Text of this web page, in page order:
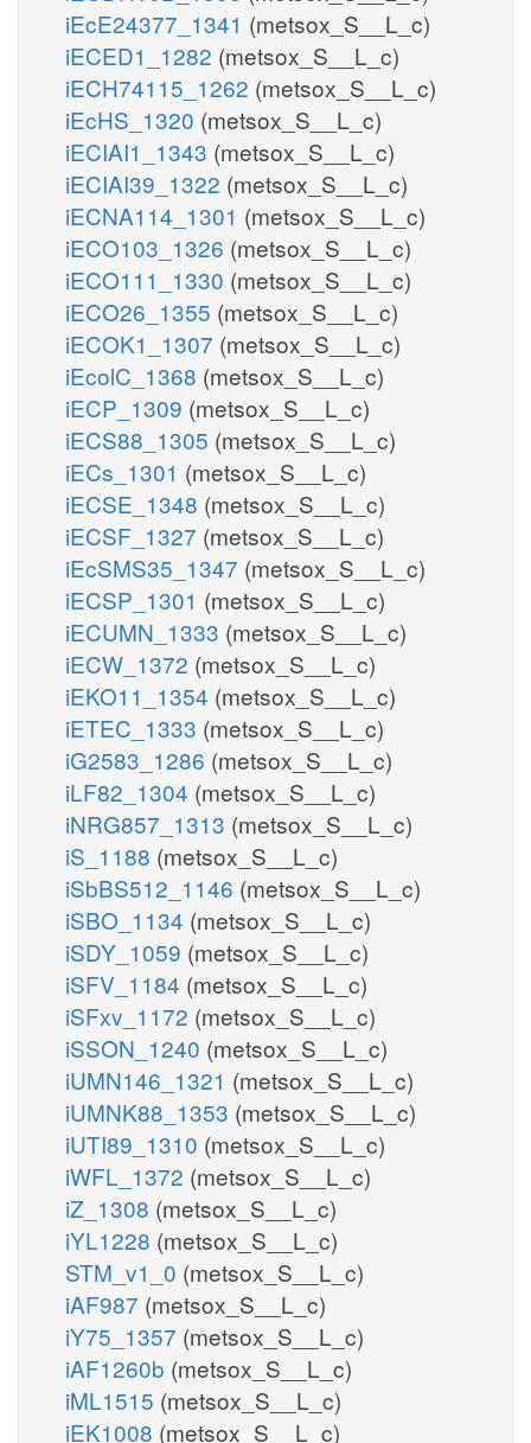
iEcE24377_1341 (metsox_S__L_c)
iECED1_1282 (metsox_S__L_c)
iECH74115_1262 (metsox_S__L_c)
iEcHS_1320 (metsox_S__L_c)
iECIAI1_1343 (metsox_S__L_c)
iECIAI39_1322 (metsox_S__L_c)
iECNA114_1301 (metsox_S__L_c)
iECO103_1326 (metsox_S__L_c)
iECO111_1330 (metsox_S__L_c)
iECO26_1355 (metsox_S__L_c)
iECOK1_1307 (metsox_S__L_c)
iEcolC_1368 (metsox_S__L_c)
iECP_1309 (metsox_S__L_c)
iECS88_1305 (metsox_S__L_c)
iECs_1301 (metsox_S__L_c)
iECSE_1348 (metsox_S__L_c)
iECSF_1327 (metsox_S__L_c)
iEcSMS35_1347 (metsox_S__L_c)
iECSP_1301 (metsox_S__L_c)
iECUMN_1333 (metsox_S__L_c)
iECW_1372 (metsox_S__L_c)
iEKO11_1354 (metsox_S__L_c)
iETEC_1333 (metsox_S__L_c)
iG2583_1286 (metsox_S__L_c)
iLF82_1304 (metsox_S__L_c)
iNRG857_1313 (metsox_S__L_c)
iS_1188 (metsox_S__L_c)
iSbBS512_1146 (metsox_S__L_c)
iSBO_1134 (metsox_S__L_c)
iSDY_1059 (metsox_S__L_c)
iSFV_1184 (metsox_S__L_c)
iSFxv_1172 (metsox_S__L_c)
iSSON_1240 (metsox_S__L_c)
iUMN146_1321 (metsox_S__L_c)
iUMNK88_1353 (metsox_S__L_c)
iUTI89_1310 (metsox_S__L_c)
iWFL_1372 (metsox_S__L_c)
iZ_1308 (metsox_S__L_c)
iYL1228 (metsox_S__L_c)
STM_v1_0 (metsox_S__L_c)
iAF987 (metsox_S__L_c)
iY75_1357 (metsox_S__L_c)
iAF1260b (metsox_S__L_c)
iML1515 (metsox_S__L_c)
iEK1008 (metsox_S__L_c)